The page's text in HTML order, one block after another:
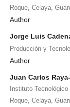
Roque, Celaya,
Author
Jorge Luis
Producción y
Author
Juan Carlos
Instituto Tecnológico
Roque, Celaya,